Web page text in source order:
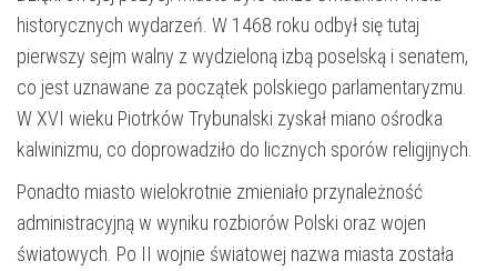
historycznych wydarzeń. W 1468 roku odbył się tutaj
pierwszy sejm walny z wydzieloną izbą poselską i senatem,
co jest uznawane za początek polskiego parlamentaryzmu.
W XVI wieku Piotrków Trybunalski zyskał miano ośrodka
kalwinizmu, co doprowadziło do licznych sporów religijnych.
Ponadto miasto wielokrotnie zmieniało przynależność
administracyjną w wyniku rozbiorów Polski oraz wojen
światowych. Po II wojnie światowej nazwa miasta została